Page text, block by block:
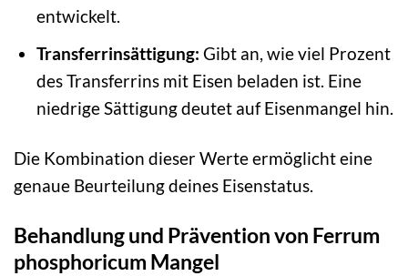
entwickelt.
Transferrinsättigung: Gibt an, wie viel Prozent
des Transferrins mit Eisen beladen ist. Eine
niedrige Sättigung deutet auf Eisenmangel hin.
Die Kombination dieser Werte ermöglicht eine
genaue Beurteilung deines Eisenstatus.
Behandlung und Prävention von Ferrum
phosphoricum Mangel